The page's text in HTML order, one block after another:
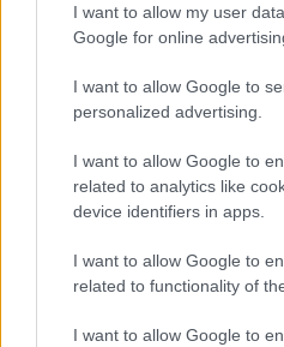
I want to allow my user
Google for online
I want to allow Google to
personalized advertising.
I want to allow Google to
related to analytics like
device identifiers in apps.
I want to allow Google to
related to functionality of
I want to allow Google to
με πληροφορίες, η
περιλαμβάνει
πλατφόρμα καθώς
κριτήρια, ενώ
μένουν οι
εργάζονται
Αναμένεται
προσδιορίζει όλες
Εντός Ιανουαρίου
20/1 αναμένεται η